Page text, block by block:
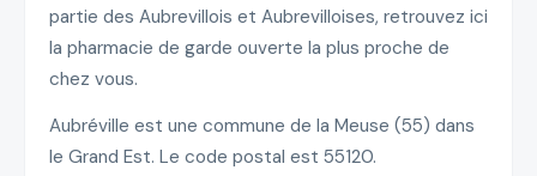
partie des Aubrevillois et Aubrevilloises, retrouvez ici
la pharmacie de garde ouverte la plus proche de
chez vous.
Aubréville est une commune de la Meuse (55) dans
le Grand Est. Le code postal est 55120.